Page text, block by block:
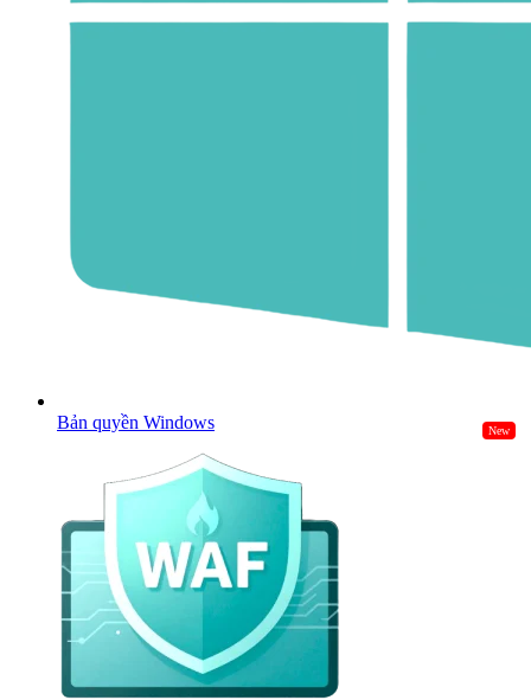
Bản quyền Windows New